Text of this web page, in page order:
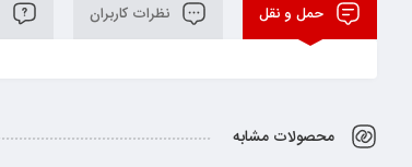
حمل و نقل نظرات کاربران
محصولات مشابه